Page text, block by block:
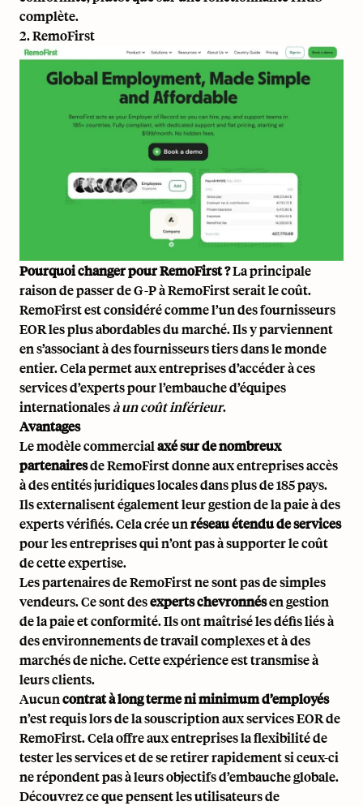
complète.
2. RemoFirst
Pourquoi changer pour RemoFirst ?La principale
raison de passer de G-P à RemoFirst serait le coût.
RemoFirst est considéré comme l’un des fournisseurs
EOR les plus abordables du marché. Ils y parviennent
en s’associant à des fournisseurs tiers dans le monde
entier. Cela permet aux entreprises d’accéder à ces
services d’experts pour l’embauche d’équipes
internationalesà un coût inférieur.
Avantages
Le modèle commercialaxé sur de nombreux
partenairesde RemoFirst donne aux entreprises accès
à des entités juridiques locales dans plus de 185 pays.
Ils externalisent également leur gestion de la paie à des
experts vérifiés. Cela crée unréseau étendu de services
pour les entreprises qui n’ont pas à supporter le coût
de cette expertise.
Les partenaires de RemoFirst ne sont pas de simples
vendeurs. Ce sont desexperts chevronnésen gestion
de la paie et conformité. Ils ont maîtrisé les défis liés à
des environnements de travail complexes et à des
marchés de niche. Cette expérience est transmise à
leurs clients.
Aucuncontrat à long terme ni minimum d’employés
n’est requis lors de la souscription aux services EOR de
RemoFirst. Cela offre aux entreprises la flexibilité de
tester les services et de se retirer rapidement si ceux-ci
ne répondent pas à leurs objectifs d’embauche globale.
Découvrez ce que pensent les utilisateurs de